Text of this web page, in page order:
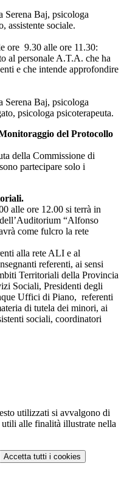
Serena Baj, psicologa
assistente sociale.
ore 9.30 alle ore 11.30:
al personale A.T.A. che ha
e che intende approfondire
Serena Baj, psicologa
psicologa psicoterapeuta.
del Protocollo
della Commissione di
partecipare solo i
alle ore 12.00 si terrà in
“Alfonso
come fulcro la rete
alla rete ALI e al
referenti, ai sensi
Territoriali della Provincia
Sociali, Presidenti degli
Uffici di Piano, referenti
di tutela dei minori, ai
sociali, coordinatori
utilizzati si avvalgono di
alle finalità illustrate nella
Accetta tutti i cookies